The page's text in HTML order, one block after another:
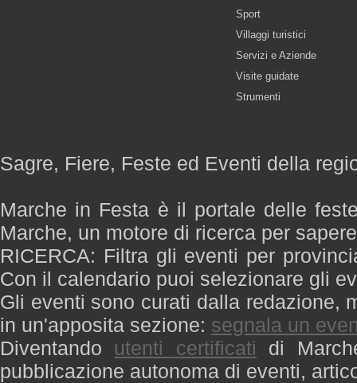
Sport
Villaggi turistici
Servizi e Aziende
Visite guidate
Strumenti
Sagre, Fiere, Feste ed Eventi della
Marche in Festa è il portale delle
Marche, un motore di ricerca per
RICERCA: Filtra gli eventi per
Con il calendario puoi selezionare gli
Gli eventi sono curati dalla redazione,
in un'apposita sezione: segnala un
Diventando utenti certificati di
pubblicazione autonoma di eventi,